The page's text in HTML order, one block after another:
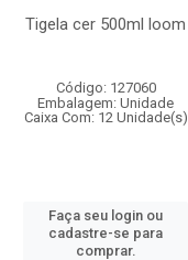
Tigela cer 500ml loom
Código: 127060
Embalagem: Unidade
Caixa Com: 12 Unidade(s)
Faça seu login ou
cadastre-se para
comprar.